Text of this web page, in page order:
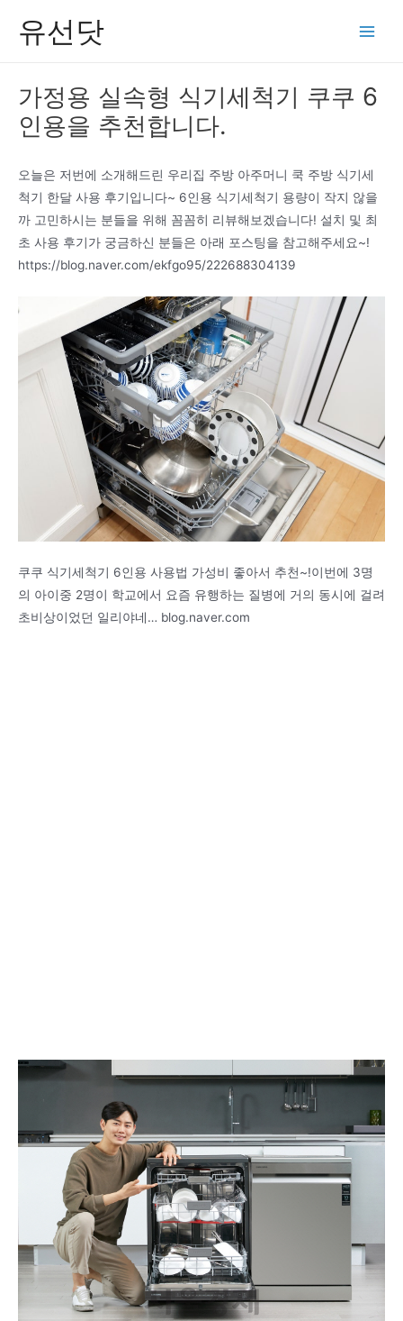
유선닷
가정용 실속형 식기세척기 쿠쿠 6
인용을 추천합니다.
오늘은 저번에 소개해드린 우리집 주방 아주머니 쿡 주방 식기세
척기 한달 사용 후기입니다~ 6인용 식기세척기 용량이 작지 않을
까 고민하시는 분들을 위해 꼼꼼히 리뷰해보겠습니다! 설치 및 최
초 사용 후기가 궁금하신 분들은 아래 포스팅을 참고해주세요~!
https://blog.naver.com/ekfgo95/222688304139
쿠쿠 식기세척기 6인용 사용법 가성비 좋아서 추천~!이번에 3명
의 아이중 2명이 학교에서 요즘 유행하는 질병에 거의 동시에 걸려
초비상이었던 일리야네… blog.naver.com